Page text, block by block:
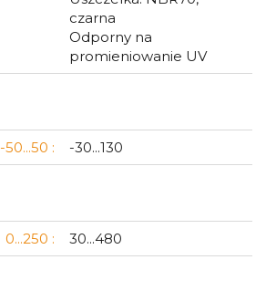
czarna
Odporny na
promieniowanie UV
-50...50 : -30...130
0...250 : 30...480